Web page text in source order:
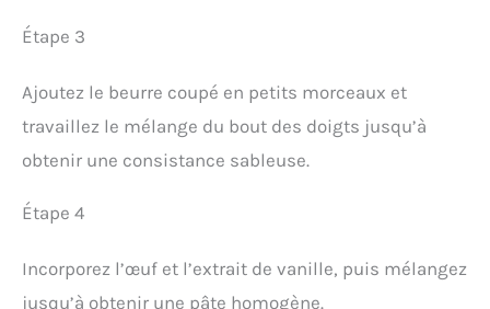
Étape 3
Ajoutez le beurre coupé en petits morceaux et
travaillez le mélange du bout des doigts jusqu’à
obtenir une consistance sableuse.
Étape 4
Incorporez l’œuf et l’extrait de vanille, puis mélangez
jusqu’à obtenir une pâte homogène.